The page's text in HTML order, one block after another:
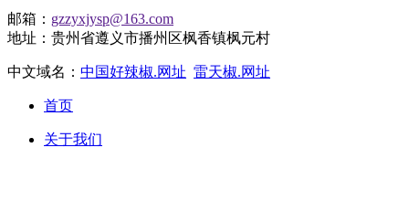
邮箱： gzzyxjysp@163.com
地址：贵州省遵义市播州区枫香镇枫元村
中文域名： 中国好辣椒.网址 雷天椒.网址
首页
关于我们